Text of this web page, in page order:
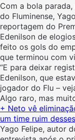
Com a bola
do Fluminense,
reportagem do
Edenilson de
feito os gols do
que terminou com
“E para deixar
Edenilson, que
jogador do Flu –
Algo raro, mas
+ Neto vê
um time ruim
Yago Felipe, autor